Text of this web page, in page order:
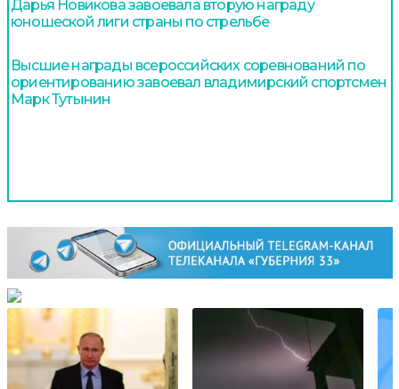
Дарья Новикова завоевала вторую награду
юношеской лиги страны по стрельбе
Высшие награды всероссийских соревнований по
ориентированию завоевал владимирский спортсмен
Марк Тутынин